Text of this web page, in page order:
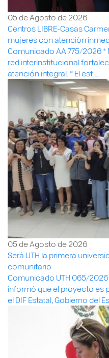
05 de Agosto de 2026
Centros LIBRE-Casas
mujeres con atención
Comunicado AA 775/2026
red interinstitucional
atención integral. * El est ...
05 de Agosto de 2026
Será UTH la primera
comunitario
Comunicado UTH 065/
informó que el proyecto es
el DIF Estatal, Gobierno del